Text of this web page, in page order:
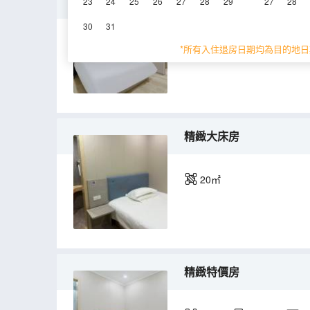
30 31
*所有入住退房日期均為目的地
18㎡ 3層 空
精緻大床房
20㎡
精緻特價房